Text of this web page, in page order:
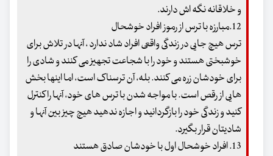
و خلاقانه نگه اش دارند.
12.مبارزه با ترس از رموز افراد خوشحال
ترس هیچ جایی در زندگی واقعی افراد شاد ندارد ، آنها در تلاش برای
خوشبختی هستند و خود را با شجاعت تجهیز می کنند و شادی را
برای خودشان زره می کنند. بله، آن ترسناک است، اما اینها بخش
هایی از رقص است. با مواجه شدن با ترس های خود، آنها را کنترل
کنید و زندگی خود را بازگردانید و اجازه ندهید هیچ چیز بین آنها و
شادیتان قرار بگیرد.
13. افراد خوشحال اول با خودشان صادق هستند